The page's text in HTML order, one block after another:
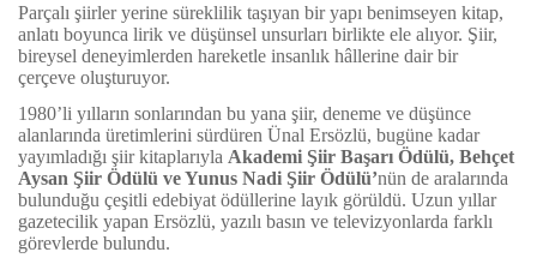
Parçalı şiirler yerine süreklilik taşıyan bir yapı benimseyen kitap,
anlatı boyunca lirik ve düşünsel unsurları birlikte ele alıyor. Şiir,
bireysel deneyimlerden hareketle insanlık hâllerine dair bir
çerçeve oluşturuyor.
1980’li yılların sonlarından bu yana şiir, deneme ve düşünce
alanlarında üretimlerini sürdüren Ünal Ersözlü, bugüne kadar
yayımladığı şiir kitaplarıyla Akademi Şiir Başarı Ödülü, Behçet
Aysan Şiir Ödülü ve Yunus Nadi Şiir Ödülü’nün de aralarında
bulunduğu çeşitli edebiyat ödüllerine layık görüldü. Uzun yıllar
gazetecilik yapan Ersözlü, yazılı basın ve televizyonlarda farklı
görevlerde bulundu.